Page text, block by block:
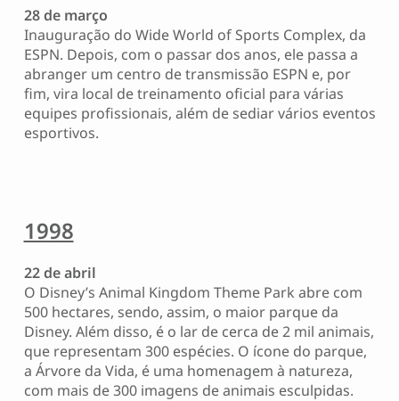
28 de março
Inauguração do Wide World of Sports Complex, da
ESPN. Depois, com o passar dos anos, ele passa a
abranger um centro de transmissão ESPN e, por
fim, vira local de treinamento oficial para várias
equipes profissionais, além de sediar vários eventos
esportivos.
1998
22 de abril
O Disney’s Animal Kingdom Theme Park abre com
500 hectares, sendo, assim, o maior parque da
Disney. Além disso, é o lar de cerca de 2 mil animais,
que representam 300 espécies. O ícone do parque,
a Árvore da Vida, é uma homenagem à natureza,
com mais de 300 imagens de animais esculpidas.